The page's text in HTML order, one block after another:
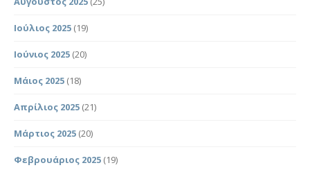
Ιούλιος 2025 (19)
Ιούνιος 2025 (20)
Μάιος 2025 (18)
Απρίλιος 2025 (21)
Μάρτιος 2025 (20)
Φεβρουάριος 2025 (19)